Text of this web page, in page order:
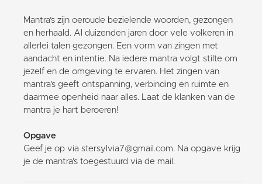
Mantra’s zijn oeroude bezielende woorden, gezongen
en herhaald. Al duizenden jaren door vele volkeren in
allerlei talen gezongen. Een vorm van zingen met
aandacht en intentie. Na iedere mantra volgt stilte om
jezelf en de omgeving te ervaren. Het zingen van
mantra’s geeft ontspanning, verbinding en ruimte en
daarmee openheid naar alles. Laat de klanken van de
mantra je hart beroeren!
Opgave
Geef je op via stersylvia7@gmail.com. Na opgave krijg
je de mantra’s toegestuurd via de mail.